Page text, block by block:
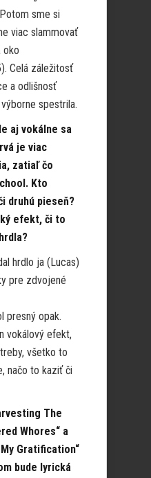
sme si
viac slammovať
oko
Celá záležitosť
a odlišnosť
spestrila.
aj vokálne sa
je viac
zatiaľ čo
Kto
druhú pieseň?
efekt, či to
hrdlo ja (Lucas)
pre zdvojené
presný opak.
vokálový efekt,
všetko to
načo to kaziť či
The
Whores“ a
Gratification“
bude lyrická